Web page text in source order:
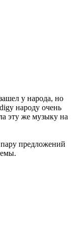
у народа, но
народу очень
эту же музыку на
предложений